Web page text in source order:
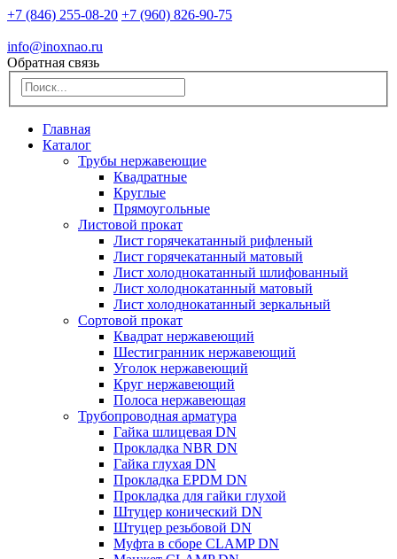
+7 (846) 255-08-20 +7 (960) 826-90-75
info@inoxnao.ru
Обратная связь
Главная
Каталог
Трубы нержавеющие
Квадратные
Круглые
Прямоугольные
Листовой прокат
Лист горячекатанный рифленый
Лист горячекатанный матовый
Лист холоднокатанный шлифованный
Лист холоднокатанный матовый
Лист холоднокатанный зеркальный
Сортовой прокат
Квадрат нержавеющий
Шестигранник нержавеющий
Уголок нержавеющий
Круг нержавеющий
Полоса нержавеющая
Трубопроводная арматура
Гайка шлицевая DN
Прокладка NBR DN
Гайка глухая DN
Прокладка EPDM DN
Прокладка для гайки глухой
Штуцер конический DN
Штуцер резьбовой DN
Муфта в сборе CLAMP DN